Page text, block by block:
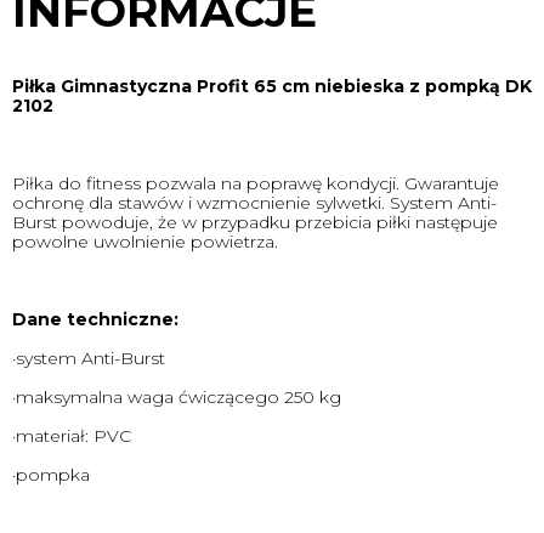
INFORMACJE
Piłka Gimnastyczna Profit 65 cm niebieska z pompką DK
2102
Piłka do fitness pozwala na poprawę kondycji. Gwarantuje
ochronę dla stawów i wzmocnienie sylwetki. System Anti-
Burst powoduje, że w przypadku przebicia piłki następuje
powolne uwolnienie powietrza.
Dane techniczne:
·system Anti-Burst
·maksymalna waga ćwiczącego 250 kg
·materiał: PVC
·pompka